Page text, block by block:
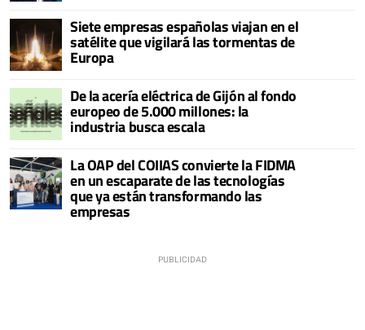
Siete empresas españolas viajan en el
satélite que vigilará las tormentas de
Europa
De la acería eléctrica de Gijón al fondo
europeo de 5.000 millones: la
industria busca escala
La OAP del COIIAS convierte la FIDMA
en un escaparate de las tecnologías
que ya están transformando las
empresas